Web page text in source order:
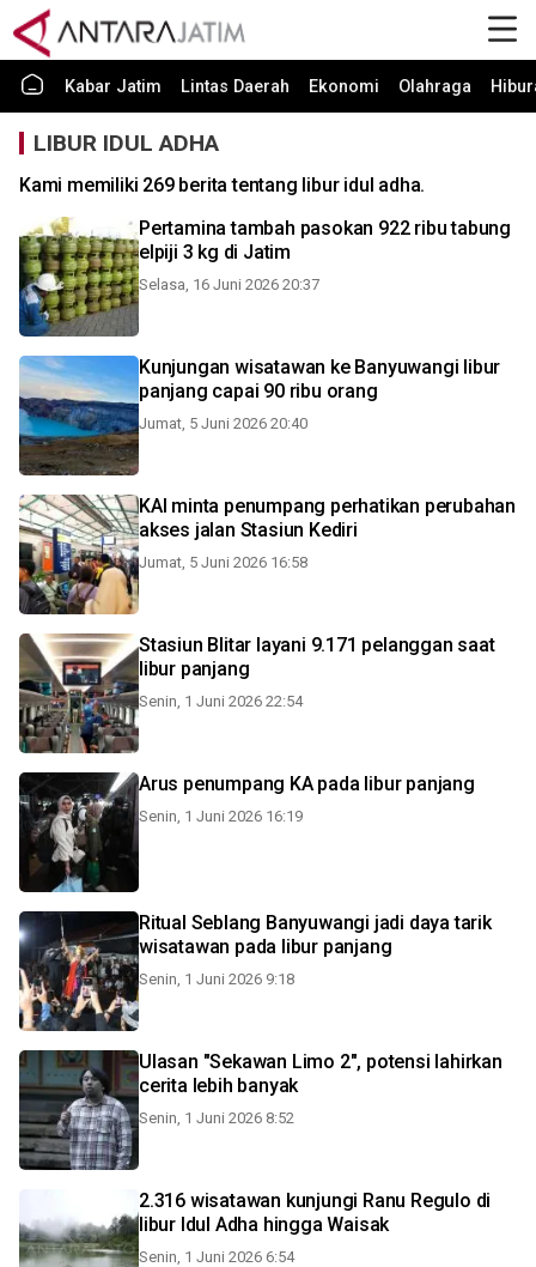
Kabar Jatim Lintas Daerah Ekonomi Olahraga
LIBUR IDUL ADHA
Kami memiliki 269 berita tentang libur idul adha.
Pertamina tambah pasokan 922 ribu tabung
elpiji 3 kg di Jatim
Selasa, 16 Juni 2026 20:37
Kunjungan wisatawan ke Banyuwangi libur
panjang capai 90 ribu orang
Jumat, 5 Juni 2026 20:40
KAI minta penumpang perhatikan perubahan
akses jalan Stasiun Kediri
Jumat, 5 Juni 2026 16:58
Stasiun Blitar layani 9.171 pelanggan saat
libur panjang
Senin, 1 Juni 2026 22:54
Arus penumpang KA pada libur panjang
Senin, 1 Juni 2026 16:19
Ritual Seblang Banyuwangi jadi daya tarik
wisatawan pada libur panjang
Senin, 1 Juni 2026 9:18
Ulasan "Sekawan Limo 2", potensi lahirkan
cerita lebih banyak
Senin, 1 Juni 2026 8:52
2.316 wisatawan kunjungi Ranu Regulo di
libur Idul Adha hingga Waisak
Senin, 1 Juni 2026 6:54